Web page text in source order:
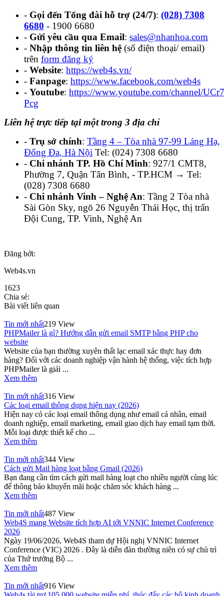
- Gọi đến Tổng đài hỗ trợ (24/7): (028) 7308
6680 - 1900 6680
- Gửi yêu cầu qua Email: sales@nhanhoa.com
- Nhập thông tin liên hệ (số điện thoại/ email)
trên form đăng ký
- Website: https://web4s.vn/
- Fanpage: https://www.facebook.com/web4s
- Youtube: https://www.youtube.com/channel/
Pcg
Liên hệ trực tiếp tại một trong 3 địa chỉ
- Trụ sở chính: Tầng 4 – Tòa nhà 97-99 Láng Hạ,
Đống Đa, Hà Nội Tel: (024) 7308 6680
- Chi nhánh TP. Hồ Chí Minh: 927/1 CMT8,
Phường 7, Quận Tân Bình, - TP.HCM → Tel:
(028) 7308 6680
- Chi nhánh Vinh – Nghệ An: Tầng 2 Tòa nhà
Sài Gòn Sky, ngõ 26 Nguyễn Thái Học, thị trấn
Đội Cung, TP. Vinh, Nghệ An
Đăng bởi:
Web4s.vn
1623
Chia sẻ:
Bài viết liên quan
Tin mới nhất219 View
PHPMailer là gì? Hướng dẫn gửi email SMTP bằng PHP cho
website
Website của bạn thường xuyên thất lạc email xác thực hay đơn
hàng? Đối với các doanh nghiệp vận hành hệ thống, việc tích hợp
PHPMailer là giải ...
Xem thêm
Tin mới nhất316 View
Các loại email thông dụng hiện nay (2026)
Hiện nay có các loại email thông dụng như email cá nhân, email
doanh nghiệp, email marketing, email giao dịch hay email tạm thời.
Mỗi loại được thiết kế cho ...
Xem thêm
Tin mới nhất344 View
Cách gửi Mail hàng loạt bằng Gmail (2026)
Bạn đang cần tìm cách gửi mail hàng loạt cho nhiều người cùng lúc
để thông báo khuyến mãi hoặc chăm sóc khách hàng ...
Xem thêm
Tin mới nhất487 View
Web4S mang Website tích hợp AI tới VNNIC Internet Conference
2026
Ngày 19/06/2026, Web4S tham dự Hội nghị VNNIC Internet
Conference (VIC) 2026 . Đây là diễn đàn thường niên có sự chủ trì
của Thứ trưởng Bộ ...
Xem thêm
Tin mới nhất916 View